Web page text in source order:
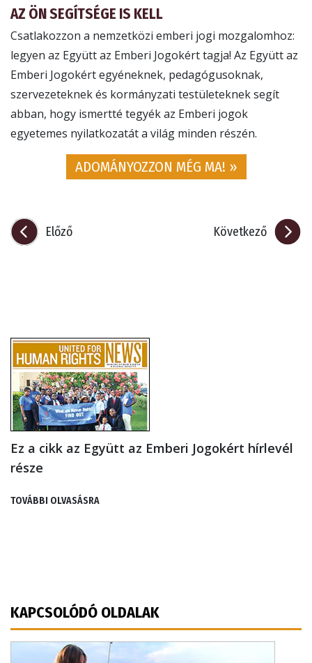
AZ ÖN SEGÍTSÉGE IS KELL
Csatlakozzon a nemzetközi emberi jogi mozgalomhoz:
legyen az Együtt az Emberi Jogokért tagja! Az Együtt az
Emberi Jogokért egyéneknek, pedagógusoknak,
szervezeteknek és kormányzati testületeknek segít
abban, hogy ismertté tegyék az Emberi jogok
egyetemes nyilatkozatát a világ minden részén.
ADOMÁNYOZZON MÉG MA! »
Előző Következő
Ez a cikk az Együtt az Emberi Jogokért hírlevél
része
TOVÁBBI OLVASÁSRA
KAPCSOLÓDÓ OLDALAK